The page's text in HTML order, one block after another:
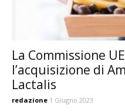
La Commissione
l’acquisizione di
Lactalis
redazione 1 Giugno 2023